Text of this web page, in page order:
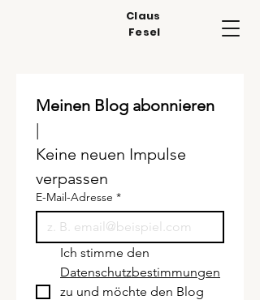
Claus
Fesel
Meinen Blog abonnieren
Keine neuen Impulse
verpassen
E-Mail-Adresse *
Datenschutzbestimmungen
zu und möchte den Blog